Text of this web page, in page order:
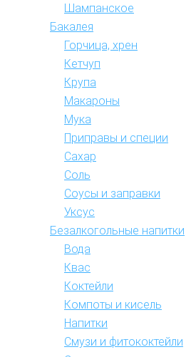
Шампанское
Бакалея
Горчица, хрен
Кетчуп
Крупа
Макароны
Мука
Приправы и специи
Сахар
Соль
Соусы и заправки
Уксус
Безалкогольные напитки
Вода
Квас
Коктейли
Компоты и кисель
Напитки
Смузи и фитококтейли